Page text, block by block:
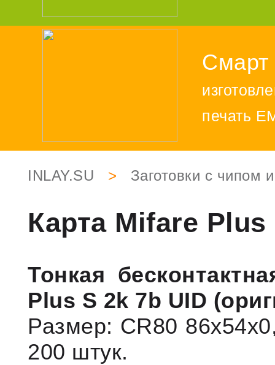
Смарт
печать
INLAY.SU > Заготовки с чипом
Карта Mifare Plus
Тонкая
Plus S 2k 7b UID
Размер: CR80
200 штук.